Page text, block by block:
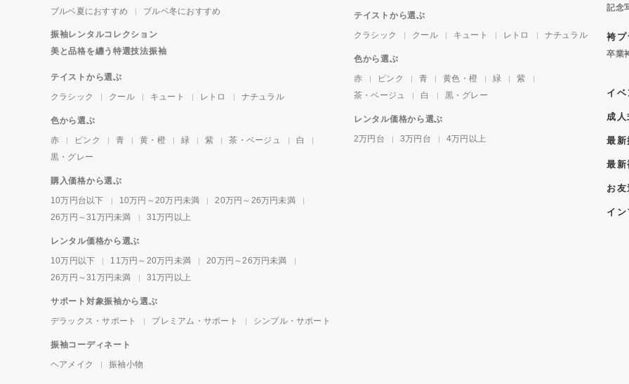
ブルベ夏におすすめ
ブルベ冬におすすめ
振袖レンタルコレクション
美と品格を纏う特選技法振袖
テイストから選ぶ
クラシック
クール キュート レトロ ナチュラル
色から選ぶ
赤
ピンク 青 黄・橙 緑 紫 茶・ベージュ
白
黒・グレー
購入価格から選ぶ
10万円台以下
10万円～20万円未満
20万円～26万円未満
26万円～31万円未満
31万円以上
レンタル価格から選ぶ
10万円以下
11万円～20万円未満
20万円～26万円未満
26万円～31万円未満
31万円以上
サポート対象振袖から選ぶ
デラックス・サポート
プレミアム・サポート シンプル・サポート
振袖コーディネート
ヘアメイク
振袖小物
テイストから選ぶ
クラシック
クール キュート レトロ ナチュラル
色から選ぶ
赤
ピンク 青 黄色・橙 緑
紫
茶・ベージュ
白 黒・グレー
レンタル価格から選ぶ
2万円台
3万円台 4万円以上
記念
袴プ
卒業
イ
成
最
最
お
イ